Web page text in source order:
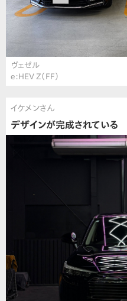
ヴェゼル
e:HEV Z（FF）
イケメンさん
デザインが完成されている